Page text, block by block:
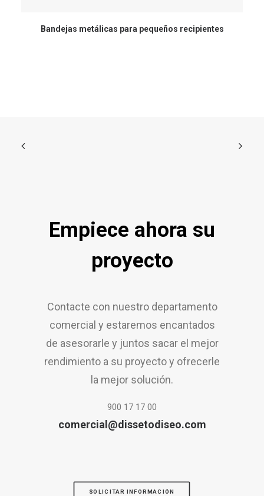
Bandejas metálicas para pequeños recipientes
Empiece ahora su
proyecto
Contacte con nuestro departamento
comercial y estaremos encantados
de asesorarle y juntos sacar el mejor
rendimiento a su proyecto y ofrecerle
la mejor solución.
900 17 17 00
comercial@dissetodiseo.com
SOLICITAR INFORMACIÓN